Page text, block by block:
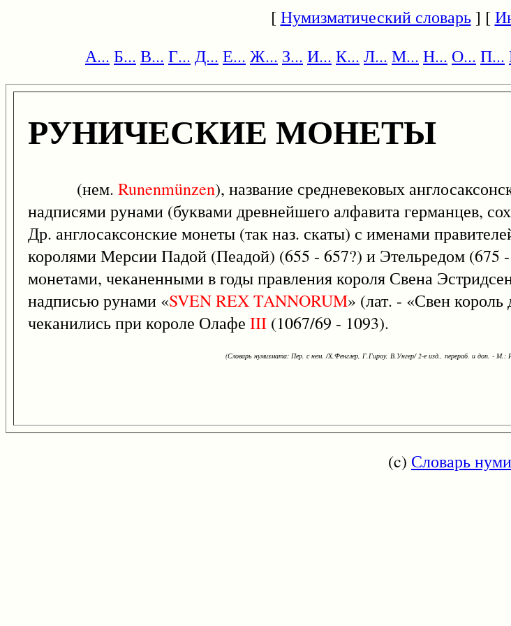
[Нумизматический словарь] [
А... Б... В... Г... Д... Е... Ж... З... И... К... Л... М... Н... О... П...
РУНИЧЕСКИЕ МОНЕТЫ
(нем. Runenmünzen), название средневековых
надписями рунами (буквами древнейшего алфавита германцев,
Др. англосаксонские монеты (так наз. скаты) с именами
королями Мерсии Падой (Пеадой) (655 - 657?) и Этельредом (675
монетами, чеканенными в годы правления короля Свена
надписью рунами «SVENREXTANNORUM» (лат. - «Свен
чеканились при короле Олафе III (1067/69 - 1093).
(Словарь нумизмата: Пер. с нем. /Х.Фенглер, Г.Гироу, В.Унгер/ 2-е изд., перераб. и доп. - М.:
(c) Словарь